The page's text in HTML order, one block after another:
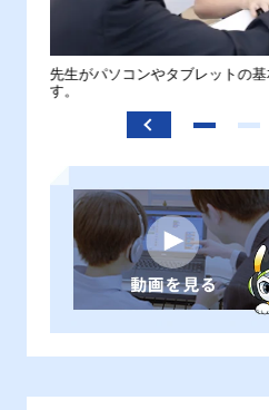
先生がパソコンやタブレットの
す。